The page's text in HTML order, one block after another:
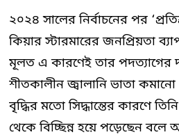
২০২৪ সালের নির্বাচনের পর
কিয়ার স্টারমারের জনপ্রিয়তা
মূলত এ কারণেই তার পদত্যাগের
শীতকালীন জ্বালানি ভাতা
বৃদ্ধির মতো সিদ্ধান্তের কারণে
থেকে বিচ্ছিন্ন হয়ে পড়েছেন বলে